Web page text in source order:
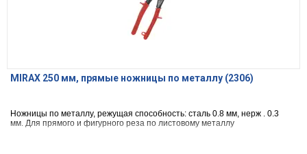
MIRAX 250 мм, прямые ножницы по металлу (2306)
Ножницы по металлу, режущая способность: сталь 0.8 мм, нерж . 0.3
мм. Для прямого и фигурного реза по листовому металлу